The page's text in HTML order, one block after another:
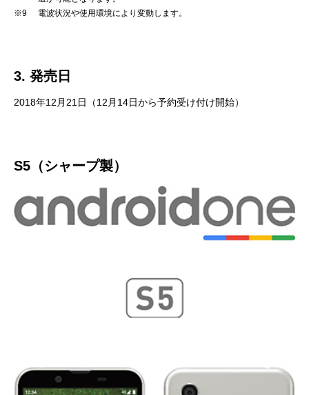
※9
電波状況や使用環境により変動します。
3. 発売日
2018年12月21日（12月14日から予約受け付け開始）
S5（シャープ製）